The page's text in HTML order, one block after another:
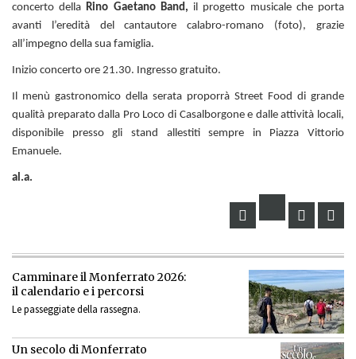
concerto della Rino Gaetano Band, il progetto musicale che porta
avanti l’eredità del cantautore calabro-romano (foto), grazie
all’impegno della sua famiglia.
Inizio concerto ore 21.30. Ingresso gratuito.
Il menù gastronomico della serata proporrà Street Food di grande
qualità preparato dalla Pro Loco di Casalborgone e dalle attività locali,
disponibile presso gli stand allestiti sempre in Piazza Vittorio
Emanuele.
al.a.
Camminare il Monferrato 2026:
il calendario e i percorsi
Le passeggiate della rassegna.
Un secolo di Monferrato